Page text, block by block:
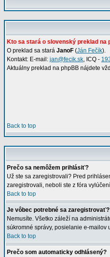
Kto sa stará o slovenský preklad na
O preklad sa stará JanoF (Ján Fečík).
Kontakt: E-mail: jan@fecik.sk, ICQ -
Aktuálny preklad na phpBB nájdete
Back to top
Prečo sa nemôžem prihlásiť?
Už ste sa zaregistrovali? Pred
zaregistrovali, neboli ste z fóra
Back to top
Je vôbec potrebné sa zaregistrovať?
Nemusíte. Všetko záleží na
súkromné správy, posielanie e-
Back to top
Prečo som automaticky odhlásený?